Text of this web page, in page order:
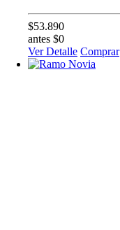
$53.890
antes $0
Ver Detalle Comprar